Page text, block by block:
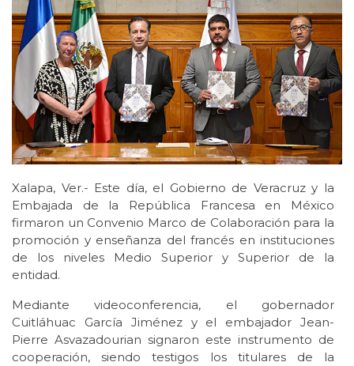
Xalapa, Ver.- Este día, el Gobierno de Veracruz y la
Embajada de la República Francesa en México
firmaron un Convenio Marco de Colaboración para la
promoción y enseñanza del francés en instituciones
de los niveles Medio Superior y Superior de la
entidad.
Mediante videoconferencia, el gobernador
Cuitláhuac García Jiménez y el embajador Jean-
Pierre Asvazadourian signaron este instrumento de
cooperación, siendo testigos los titulares de la